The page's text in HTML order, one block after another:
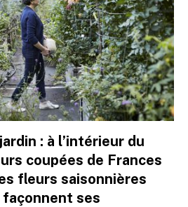
: à l’intérieur du
coupées de Frances
fleurs saisonnières
ses